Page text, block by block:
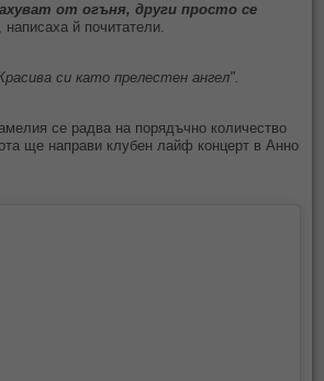
от огъня, други просто се
написаха й почитатели.
си като прелестен ангел".
се радва на порядъчно количество
ще направи клубен лайф концерт в Анно